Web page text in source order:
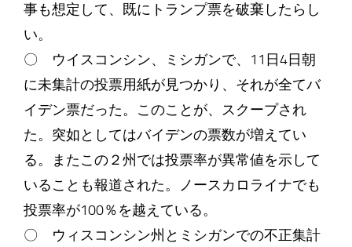
事も想定して、既にトランプ票を破棄したらし
い。
〇 ウイスコンシン、ミシガンで、11日4日朝
に未集計の投票用紙が見つかり、それが全てバ
イデン票だった。このことが、スクープされ
た。突如としてはバイデンの票数が増えてい
る。またこの２州では投票率が異常値を示して
いることも報道された。ノースカロライナでも
投票率が100％を越えている。
〇 ウィスコンシン州とミシガンでの不正集計